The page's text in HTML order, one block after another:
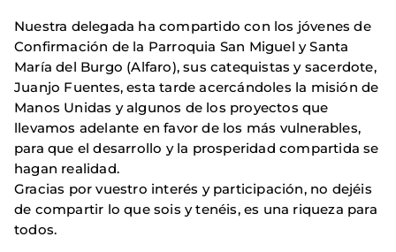
Nuestra delegada ha compartido con los jóvenes de
Confirmación de la Parroquia San Miguel y Santa
María del Burgo (Alfaro), sus catequistas y sacerdote,
Juanjo Fuentes, esta tarde acercándoles la misión de
Manos Unidas y algunos de los proyectos que
llevamos adelante en favor de los más vulnerables,
para que el desarrollo y la prosperidad compartida se
hagan realidad.
Gracias por vuestro interés y participación, no dejéis
de compartir lo que sois y tenéis, es una riqueza para
todos.